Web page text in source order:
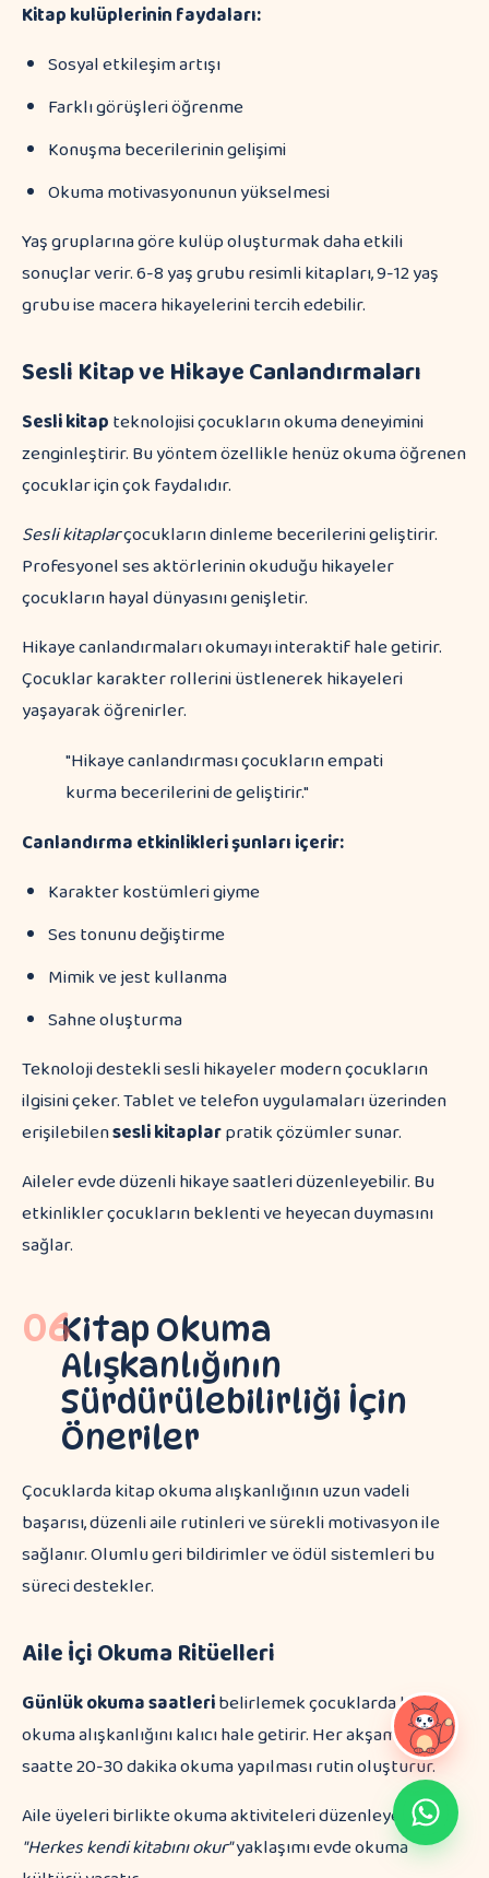
Kitap kulüplerinin faydaları:
Sosyal etkileşim artışı
Farklı görüşleri öğrenme
Konuşma becerilerinin gelişimi
Okuma motivasyonunun yükselmesi
Yaş gruplarına göre kulüp oluşturmak daha etkili
sonuçlar verir. 6-8 yaş grubu resimli kitapları, 9-12 yaş
grubu ise macera hikayelerini tercih edebilir.
Sesli Kitap ve Hikaye Canlandırmaları
Sesli kitapteknolojisi çocukların okuma deneyimini
zenginleştirir. Bu yöntem özellikle henüz okuma öğrenen
çocuklar için çok faydalıdır.
Sesli kitaplarçocukların dinleme becerilerini geliştirir.
Profesyonel ses aktörlerinin okuduğu hikayeler
çocukların hayal dünyasını genişletir.
Hikaye canlandırmaları okumayı interaktif hale getirir.
Çocuklar karakter rollerini üstlenerek hikayeleri
yaşayarak öğrenirler.
"Hikaye canlandırması çocukların empati
kurma becerilerini de geliştirir."
Canlandırma etkinlikleri şunları içerir:
Karakter kostümleri giyme
Ses tonunu değiştirme
Mimik ve jest kullanma
Sahne oluşturma
Teknoloji destekli sesli hikayeler modern çocukların
ilgisini çeker. Tablet ve telefon uygulamaları üzerinden
erişilebilensesli kitaplarpratik çözümler sunar.
Aileler evde düzenli hikaye saatleri düzenleyebilir. Bu
etkinlikler çocukların beklenti ve heyecan duymasını
sağlar.
06Kitap Okuma
Alışkanlığının
Sürdürülebilirliği İçin
Öneriler
Çocuklarda kitap okuma alışkanlığının uzun vadeli
başarısı, düzenli aile rutinleri ve sürekli motivasyon ile
sağlanır. Olumlu geri bildirimler ve ödül sistemleri bu
süreci destekler.
Aile İçi Okuma Ritüelleri
Günlük okuma saatleribelirlemek çocuklarda kitap
okuma alışkanlığını kalıcı hale getirir. Her akşam aynı
saatte 20-30 dakika okuma yapılması rutin oluşturur.
Aile üyeleri birlikte okuma aktiviteleri düzenleyebilir.
"Herkes kendi kitabını okur"yaklaşımı evde okuma